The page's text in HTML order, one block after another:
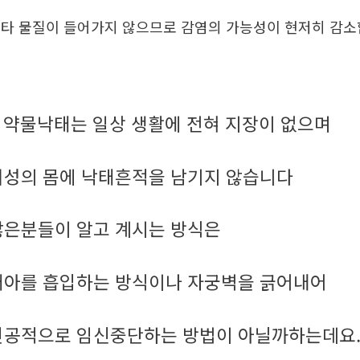
물질이 들어가지 않으므로 감염의 가능성이 현저히 감
약물낙태는 일상 생활에 전혀 지장이 없으며
의 몸에 낙태흔적을 남기지 않습니다
분들이 알고 계시는 방식은
를 흡입하는 방식이나 자궁벽을 긁어내어
적으로 임신중단하는 방법이 아닐까하는데요.